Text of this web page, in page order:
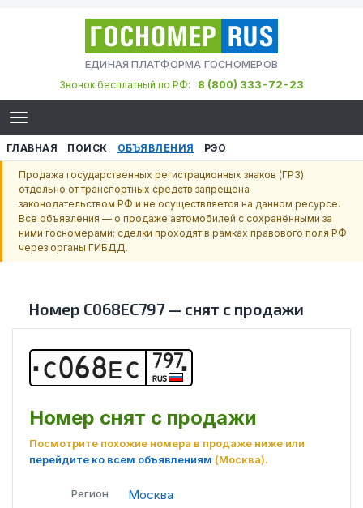
ЕДИНАЯ ПЛАТФОРМА ГОСНОМЕРОВ
Звонок бесплатный по РФ:
8 (800) 333-72-23
ГЛАВНАЯ ПОИСК ОБЪЯВЛЕНИЯ РЭО
Продажа государственных регистрационных знаков (ГРЗ)
отдельно от транспортных средств запрещена
законодательством РФ и не осуществляется на данном ресурсе.
Все объявления — о продаже автомобилей с сохранёнными за
ними госномерами; сделки проходят в рамках правового поля РФ
через органы ГИБДД.
Номер С068ЕС797— снят с продажи
С068Е С 797
RUS
Номер снят с продажи
Посмотрите похожие номера в продаже ниже или
перейдите ко всем объявлениям (Москва).
Регион Москва